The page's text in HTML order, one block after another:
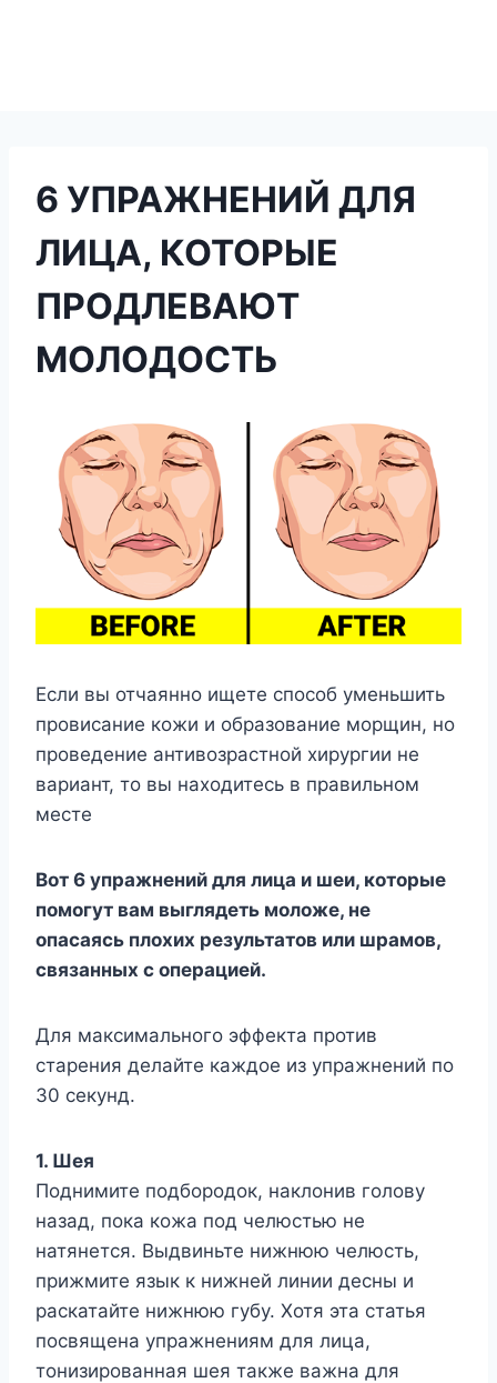
6 УПРАЖНЕНИЙ ДЛЯ
ЛИЦА, КОТОРЫЕ
ПРОДЛЕВАЮТ
МОЛОДОСТЬ
Если вы отчаянно ищете способ уменьшить
провисание кожи и образование морщин, но
проведение антивозрастной хирургии не
вариант, то вы находитесь в правильном
месте
Вот 6 упражнений для лица и шеи, которые
помогут вам выглядеть моложе, не
опасаясь плохих результатов или шрамов,
связанных с операцией.
Для максимального эффекта против
старения делайте каждое из упражнений по
30 секунд.
1. Шея
Поднимите подбородок, наклонив голову
назад, пока кожа под челюстью не
натянется. Выдвиньте нижнюю челюсть,
прижмите язык к нижней линии десны и
раскатайте нижнюю губу. Хотя эта статья
посвящена упражнениям для лица,
тонизированная шея также важна для